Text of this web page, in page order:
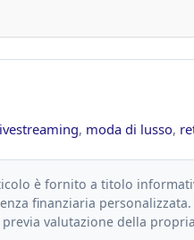
, moda di lusso,
è fornito a titolo
finanziaria
valutazione della